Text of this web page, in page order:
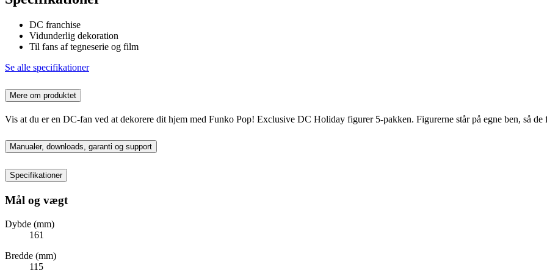
DC franchise
Vidunderlig dekoration
Til fans af tegneserie og film
Se alle specifikationer
Mere om produktet
Vis at du er en DC-fan ved at dekorere dit hjem med Funko Pop! Exclusive DC Holiday figurer 5-pakken. Figurerne står på egne ben, så
Manualer, downloads, garanti og support
Specifikationer
Mål og vægt
Dybde (mm)
161
Bredde (mm)
115